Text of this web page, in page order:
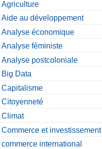
Agriculture
Aide au développement
Analyse économique
Analyse féministe
Analyse postcoloniale
Big Data
Capitalisme
Citoyenneté
Climat
Commerce et investissement
commerce international